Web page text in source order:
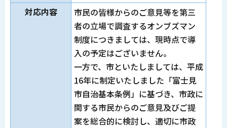
対応内容
市民の皆様からのご意見等を第三
者の立場で調査するオンブズマン
制度につきましては、現時点で導
入の予定はございません。
一方で、市といたしましては、平成
16年に制定いたしました「富士見
市自治基本条例」に基づき、市政に
関する市民からのご意見及びご提
案を総合的に検討し、適切に市政